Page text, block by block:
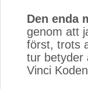
Den enda
genom att
först, trots
tur betyder
Vinci